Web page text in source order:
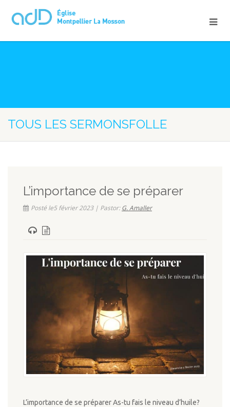
TOUS LES SERMONSFOLLE
L’importance de se préparer
Posté le5 février 2023 | Pastor:G. Amaller
L’importance de se préparer As-tu fais le niveau d’huile?